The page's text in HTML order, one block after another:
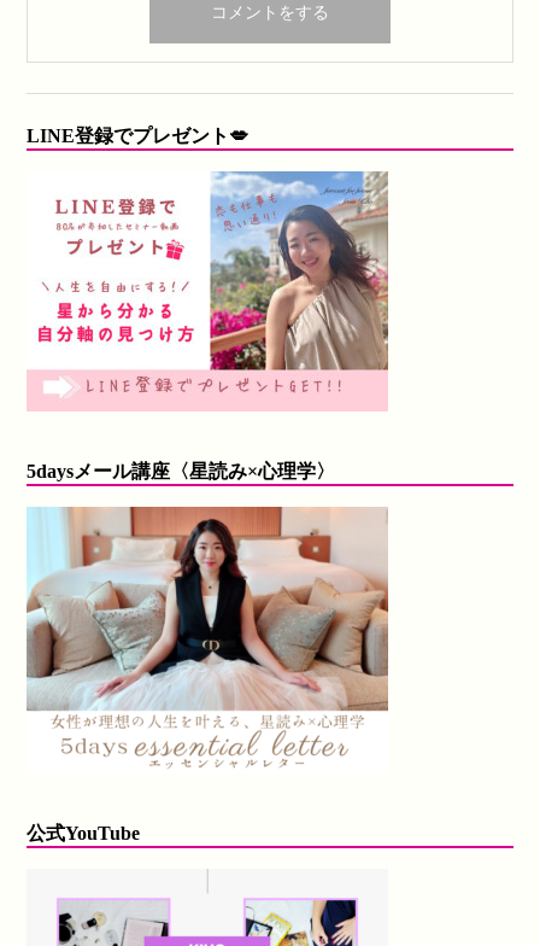
LINE登録でプレゼント💋
5daysメール講座〈星読み×心理学〉
公式YouTube